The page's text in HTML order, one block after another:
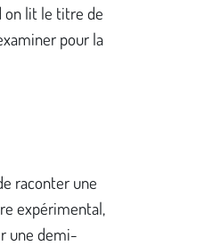
on lit le titre de
pour la
raconter une
expérimental,
une demi-